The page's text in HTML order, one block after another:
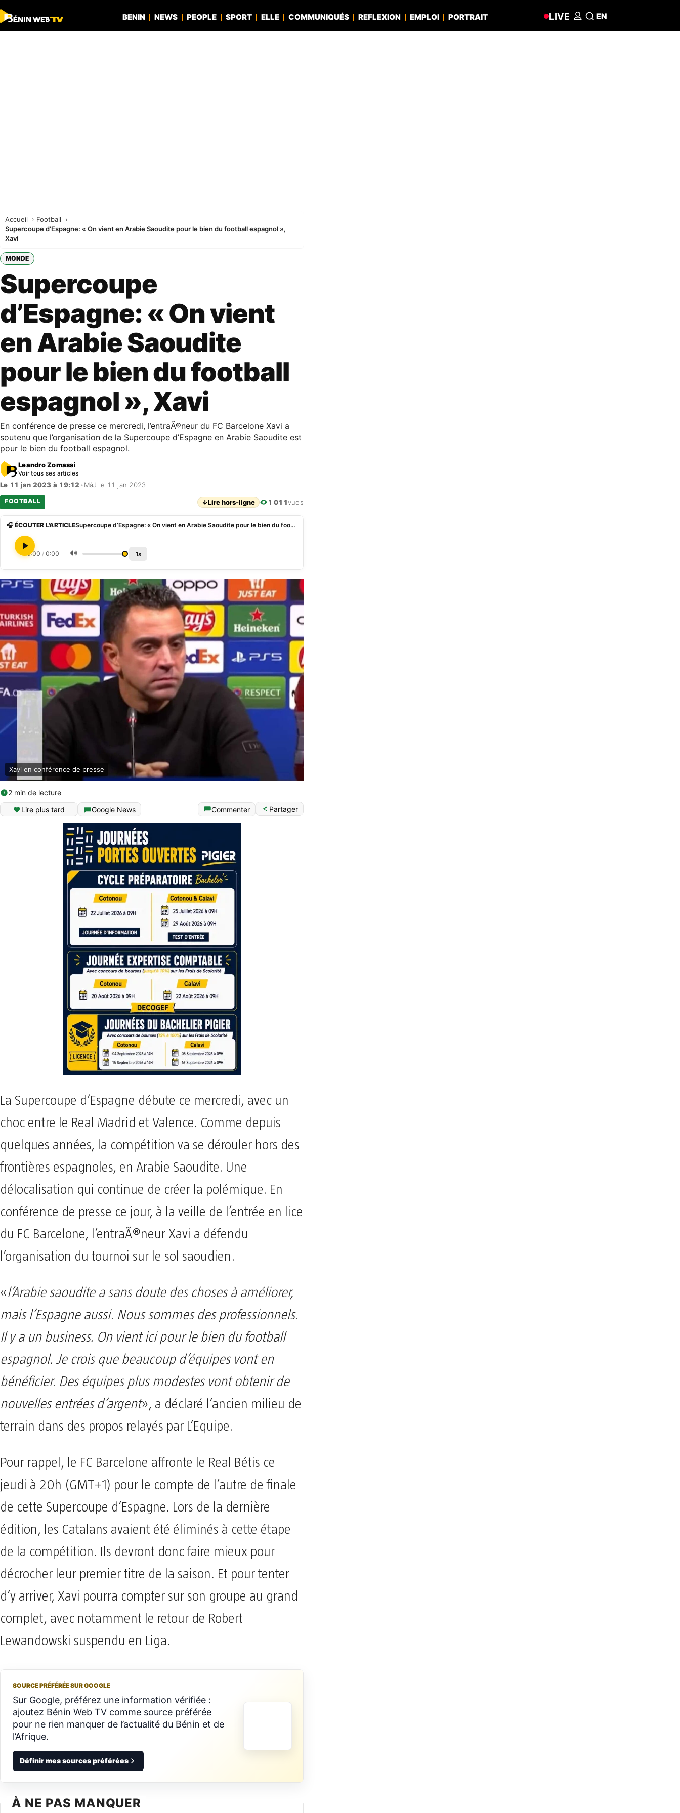
BENIN NEWS PEOPLE SPORT ELLE COMMUNIQUÉS REFLEXION EMPLOI PORTRAIT LIVE EN
Accueil
Football
Supercoupe d’Espagne: « On vient en Arabie Saoudite pour le bien du football espagnol »,
Xavi
MONDE
Supercoupe
d’Espagne: « On vient
en Arabie Saoudite
pour le bien du football
espagnol », Xavi
En conférence de presse ce mercredi, l’entraÃ®neur du FC Barcelone Xavi a
soutenu que l’organisation de la Supercoupe d’Espagne en Arabie Saoudite est
pour le bien du football espagnol.
Leandro Zomassi
Voir tous ses articles
Le 11 jan 2023 à 19:12 • MàJ le 11 jan 2023
FOOTBALL ↓Lire hors-ligne 1 011vues
🎧 ÉCOUTER L'ARTICLE Supercoupe d’Espagne: « On vient en Arabie Saoudite pour le bien du football espagnol », Xavi
0:00 / 0:00 🔊 1x
Xavi en conférence de presse
2 min de lecture
Lire plus tard
Google News Commenter Partager
La Supercoupe d’Espagne débute ce mercredi, avec un
choc entre le Real Madrid et Valence. Comme depuis
quelques années, la compétition va se dérouler hors des
frontières espagnoles, en Arabie Saoudite. Une
délocalisation qui continue de créer la polémique. En
conférence de presse ce jour, à la veille de l’entrée en lice
du FC Barcelone, l’entraÃ®neur Xavi a défendu
l’organisation du tournoi sur le sol saoudien.
«l’Arabie saoudite a sans doute des choses à améliorer,
mais l’Espagne aussi. Nous sommes des professionnels.
Il y a un business. On vient ici pour le bien du football
espagnol. Je crois que beaucoup d’équipes vont en
bénéficier. Des équipes plus modestes vont obtenir de
nouvelles entrées d’argent», a déclaré l’ancien milieu de
terrain dans des propos relayés par L’Equipe.
Pour rappel, le FC Barcelone affronte le Real Bétis ce
jeudi à 20h (GMT+1) pour le compte de l’autre de finale
de cette Supercoupe d’Espagne. Lors de la dernière
édition, les Catalans avaient été éliminés à cette étape
de la compétition. Ils devront donc faire mieux pour
décrocher leur premier titre de la saison. Et pour tenter
d’y arriver, Xavi pourra compter sur son groupe au grand
complet, avec notamment le retour de Robert
Lewandowski suspendu en Liga.
SOURCE PRÉFÉRÉE SUR GOOGLE
Sur Google, préférez une information vérifiée :
ajoutez Bénin Web TV comme source préférée
pour ne rien manquer de l’actualité du Bénin et de
l’Afrique.
Définir mes sources préférées
À NE PAS MANQUER